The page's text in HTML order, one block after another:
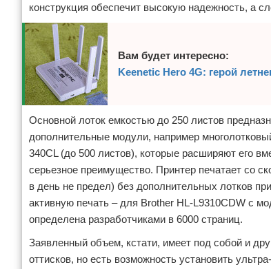
конструкция обеспечит высокую надежность, а
Вам будет интересно:
Keenetic Hero 4G: герой
Основной лоток емкостью до 250 листов
дополнительные модули, например
340CL (до 500 листов), которые расширяют его
серьезное преимущество. Принтер печатает со
в день не предел) без дополнительных лотков
активную печать – для Brother HL-L9310CDW с
определена разработчиками в 6000 страниц.
Заявленный объем, кстати, имеет под собой и
оттисков, но есть возможность установить